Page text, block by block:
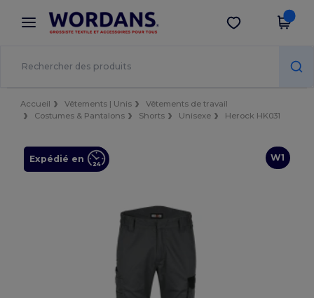
× Appli Wordans
Meilleurs prix sur l’app !
Obtenir l'appli
Accueil Vêtements | Unis
Vêtements de travail
Costumes & Pantalons
Shorts Unisexe Herock HK031
W1
Expédié en